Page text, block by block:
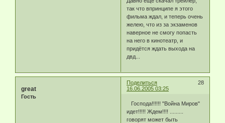
так что впринципе я этого
фильма ждал, и теперь очень
желею, что из за экзаменов
наверное не смогу попасть
на него в кинотеатр, и
придётся ждать выхода на
двд...
Поделиться
28
16.06.2005 03:25
great
Гость
Господа!!!!!! "Война Миров"
идет!!!!! Ждем!!!! .........
говорят может быть